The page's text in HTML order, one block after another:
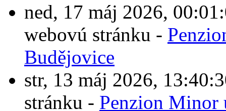
ned, 17 máj 2026,
webovú stránku -
Budějovice
str, 13 máj 2026,
stránku - Penzion Minor